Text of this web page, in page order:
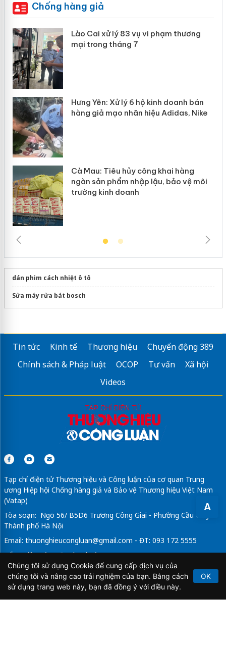
A
Chống hàng giả
Lào Cai xử lý 83 vụ vi phạm thương
mại trong tháng 7
Hưng Yên: Xử lý 6 hộ kinh doanh bán
hàng giả mạo nhãn hiệu Adidas, Nike
Cà Mau: Tiêu hủy công khai hàng
ngàn sản phẩm nhập lậu, bảo vệ môi
trường kinh doanh
dán phim cách nhiệt ô tô
Sửa máy rửa bát bosch
Tin tức Kinh tế Thương hiệu
Chuyển động 389
Chính sách & Pháp luật
OCOP Tư vấn
Xã hội
Videos
Tạp chí điện tử Thương hiệu và Công luận của cơ quan Trung
ương Hiệp hội Chống hàng giả và Bảo vệ Thương hiệu Việt Nam
(Vatap)
Tòa soạn: Ngõ 56/ B5D6 Trương Công Giai - Phường Cầu Giấy -
Thành phố Hà Nội
Email: thuonghieucongluan@gmail.com - ĐT: 093 172 5555
Tổng Biên Tập: Vũ Đức Thuận
Giấy phép hoạt động báo chí điện tử số 64/GP-BTTTT do Bộ
Thông tin và Truyền thông cấp ngày 21/2/2020.
Chúng tôi sử dụng Cookie để cung cấp dịch vụ của
chúng tôi và nâng cao trải nghiệm của bạn. Bằng cách
sử dụng trang web này, bạn đã đồng ý với điều này.
OK